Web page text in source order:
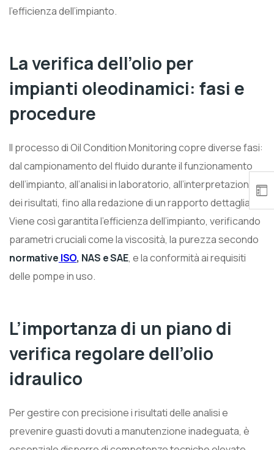
l’efficienza dell’impianto.
La verifica dell’olio per
impianti oleodinamici: fasi e
procedure
Il processo di Oil Condition Monitoring copre diverse fasi:
dal campionamento del fluido durante il funzionamento
dell’impianto, all’analisi in laboratorio, all’interpretazione
dei risultati, fino alla redazione di un rapporto dettagliato.
Viene così garantita l’efficienza dell’impianto, verificando
parametri cruciali come la viscosità, la purezza secondo
normative ISO, NAS e SAE, e la conformità ai requisiti
delle pompe in uso.
L’importanza di un piano di
verifica regolare dell’olio
idraulico
Per gestire con precisione i risultati delle analisi e
prevenire guasti dovuti a manutenzione inadeguata, è